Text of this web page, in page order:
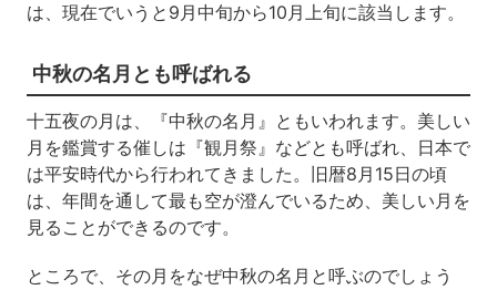
は、現在でいうと9月中旬から10月上旬に該当します。
中秋の名月とも呼ばれる
十五夜の月は、『中秋の名月』ともいわれます。美しい
月を鑑賞する催しは『観月祭』などとも呼ばれ、日本で
は平安時代から行われてきました。旧暦8月15日の頃
は、年間を通して最も空が澄んでいるため、美しい月を
見ることができるのです。
ところで、その月をなぜ中秋の名月と呼ぶのでしょう